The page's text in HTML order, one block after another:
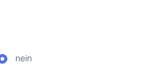
nein